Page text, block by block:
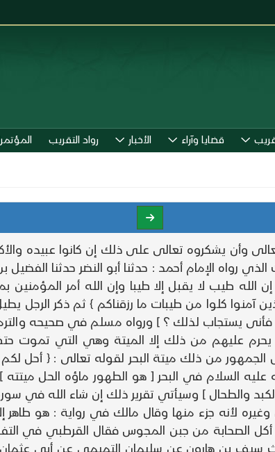
قضايا وآراء الأخبار رواد التقريب
وأن يشكروه تعالى على ذلك إن كانوا عبيده
الذي رواه الإمام أحمد : حدثنا أبو النضر حدثنا
طيب لا يقبل إلا طيبا وإن الله أمر المؤمنين
آمنوا كلوا من طيبات ما رزقناكم } ثم ذكر الرجل
فأنى يستجاب لذلك ؟ ] ورواه مسلم في صحيحه
يحرم عليهم من ذلك إلا الميتة وهي التي تموت
من ذلك ميتة البحر لقوله تعالى : { أحل
السلام في البحر [ هو الطهور ماؤه الحل
والطحال ] وسيأتي تقرير ذلك إن شاء الله في سورة
لأنه جزء منها وقال مالك في رواية : هو طاهر
الصحابة من جبن المجوس فقال القرطبي في